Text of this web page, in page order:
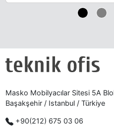
Masko Mobilyacılar Sitesi 5A
Başakşehir / Istanbul / Türkiye
+90(212) 675 03 06